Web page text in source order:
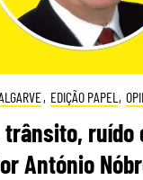
, EDIÇÃO PAPEL ,
ruído
António